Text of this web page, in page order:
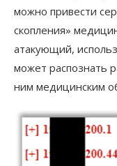
можно привести
скопления»
атакующий,
может распознать
ним медицинским